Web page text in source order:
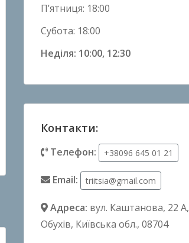
П’ятниця: 18:00
Субота: 18:00
Неділя: 10:00, 12:30
Контакти:
Телефон: +38096 645 01 21
Email: triitsia@gmail.com
Адреса: вул. Каштанова, 22 А,
Обухів, Київська обл., 08704